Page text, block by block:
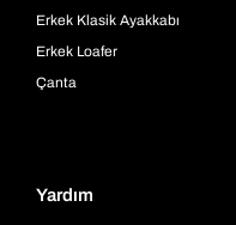
Erkek Klasik Ayakkabı
Erkek Loafer
Çanta
Yardım